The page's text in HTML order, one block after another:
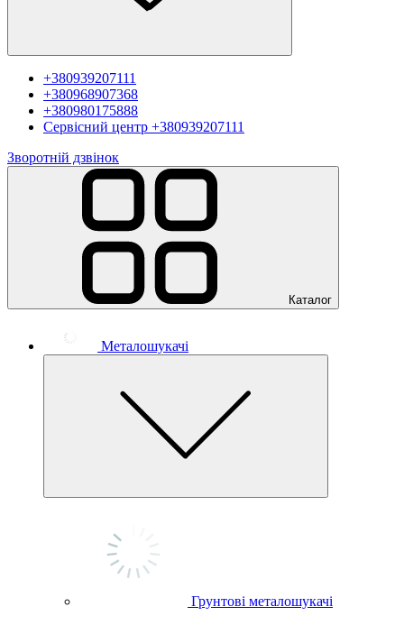
+380939207111
+380968907368
+380980175888
Сервісний центр +380939207111
Зворотній дзвінок
Каталог
Металошукачі
Грунтові металошукачі